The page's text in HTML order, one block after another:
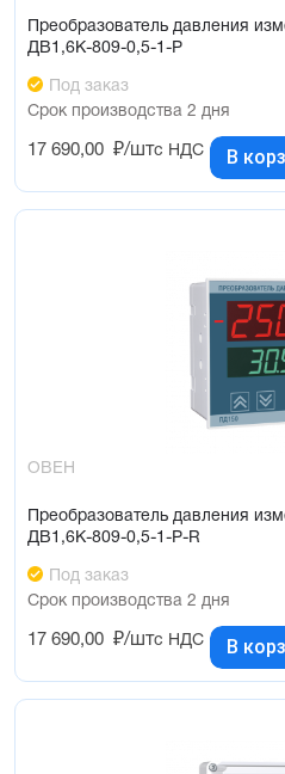
Преобразователь давления
ДВ1,6К-809-0,5-1-Р
Под заказ
Срок производства 2 дня
17 690,00 ₽/штс НДС В
ОВЕН
Преобразователь давления
ДВ1,6К-809-0,5-1-Р-R
Под заказ
Срок производства 2 дня
17 690,00 ₽/штс НДС В